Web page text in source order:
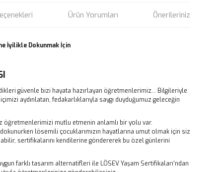
Ürün Yorumları Önerileriniz
İyilikle Dokunmak İçin
güvenle bizi hayata hazırlayan öğretmenlerimiz... Bilgileriyle
aydınlatan, fedakarlıklarıyla saygı duyduğumuz geleceğin
öğretmenlerimizi mutlu etmenin anlamlı bir yolu var.
lösemili çocuklarımızın hayatlarına umut olmak için siz
sertifikalarını kendilerine göndererek bu özel günlerini
farklı tasarım alternatifleri ile LÖSEV Yaşam Sertifikaları’ndan